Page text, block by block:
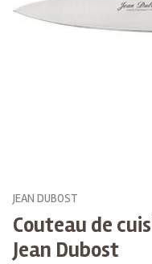
JEAN DUBOST
Couteau de
Jean Dubost